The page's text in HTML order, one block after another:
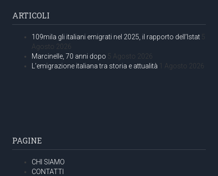
ARTICOLI
109mila gli italiani emigrati nel 2025, il rapporto dell’Istat 5
Agosto 2026
Marcinelle, 70 anni dopo 5 Agosto 2026
L’emigrazione italiana tra storia e attualità 1 Agosto 2026
PAGINE
CHI SIAMO
CONTATTI